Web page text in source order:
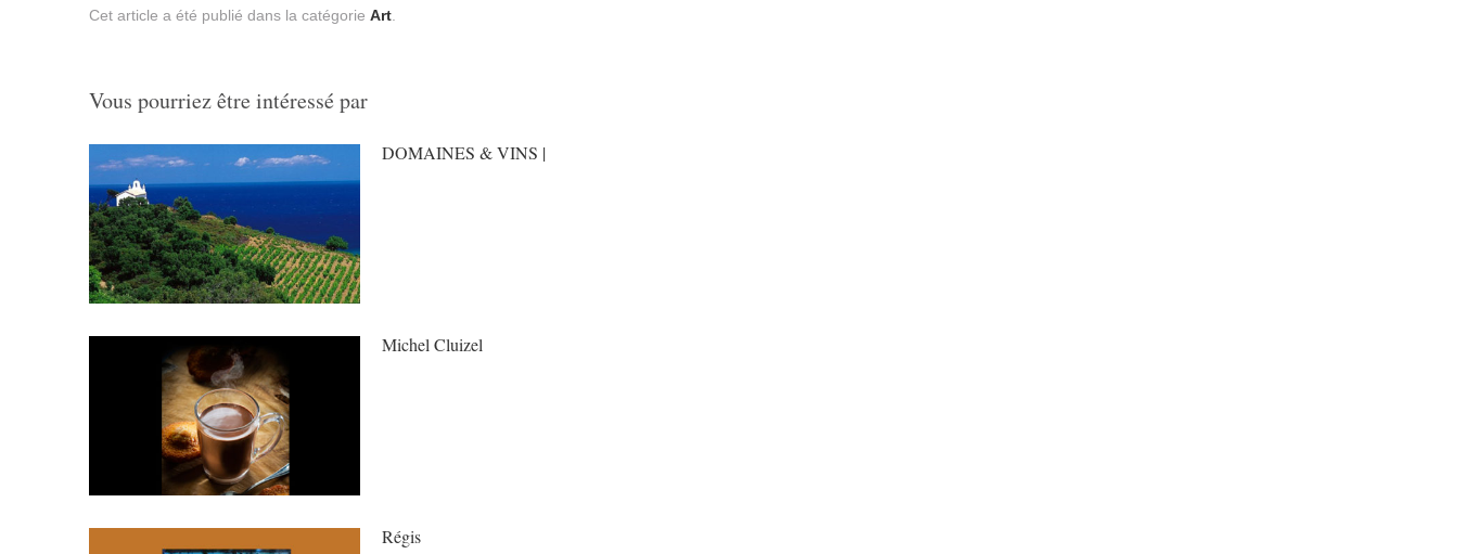
Cet article a été publié dans la catégorie Art.
Vous pourriez être intéressé par
DOMAINES & VINS |
Michel Cluizel
Régis